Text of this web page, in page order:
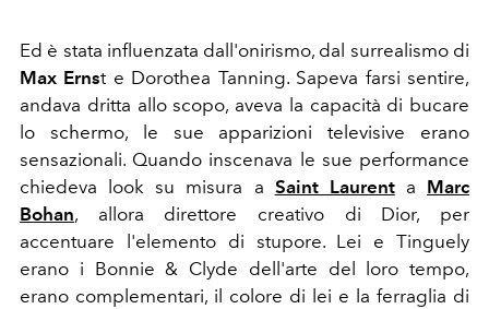
Ed è stata influenzata dall'onirismo, dal surrealismo di
Max Ernst e Dorothea Tanning. Sapeva farsi sentire,
andava dritta allo scopo, aveva la capacità di bucare
lo schermo, le sue apparizioni televisive erano
sensazionali. Quando inscenava le sue performance
chiedeva look su misura a Saint Laurenta Marc
Bohan, allora direttore creativo di Dior, per
accentuare l'elemento di stupore. Lei e Tinguely
erano i Bonnie & Clyde dell'arte del loro tempo,
erano complementari, il colore di lei e la ferraglia di